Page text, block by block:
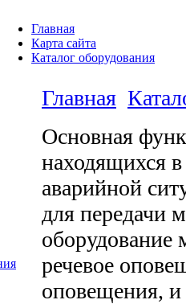
Главная
Карта сайта
Каталог оборудования
Главная
Основная
находящихся
аварийной
для передачи
оборудование
речевое
оповещения,